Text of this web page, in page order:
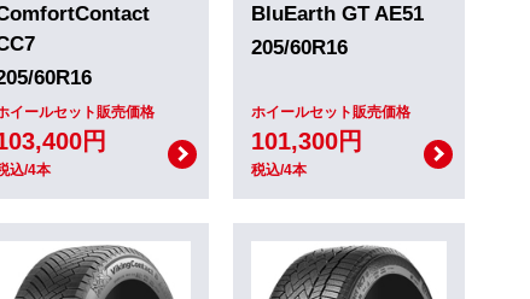
60R16
イールセット販売価格
円
込/4本
BluEarth GT AE51
205/60R16
ホイールセット販売価格
101,300円
税込/4本